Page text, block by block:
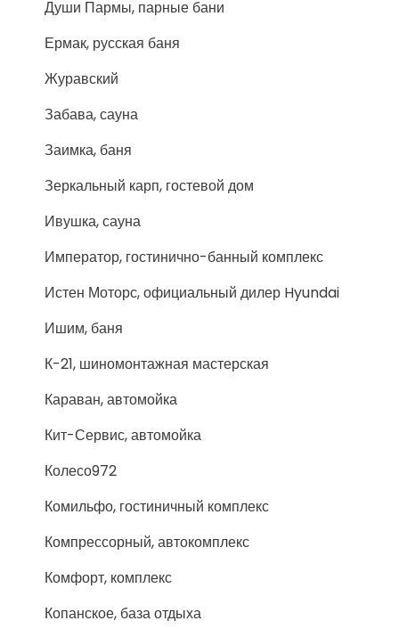
Души Пармы, парные бани
Ермак, русская баня
Журавский
Забава, сауна
Заимка, баня
Зеркальный карп, гостевой дом
Ивушка, сауна
Император, гостинично-банный комплекс
Истен Моторс, официальный дилер Hyundai
Ишим, баня
К-21, шиномонтажная мастерская
Караван, автомойка
Кит-Сервис, автомойка
Колесо972
Комильфо, гостиничный комплекс
Компрессорный, автокомплекс
Комфорт, комплекс
Копанское, база отдыха